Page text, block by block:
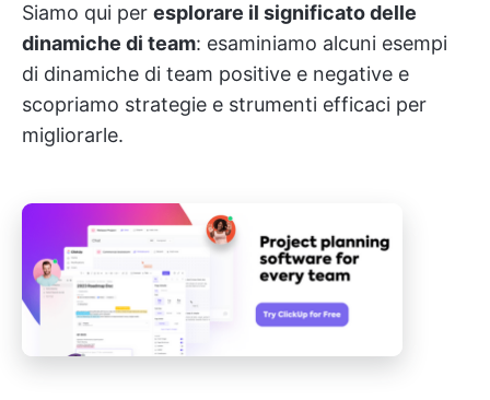
Siamo qui per esplorare il significato delle
dinamiche di team: esaminiamo alcuni esempi
di dinamiche di team positive e negative e
scopriamo strategie e strumenti efficaci per
migliorarle.